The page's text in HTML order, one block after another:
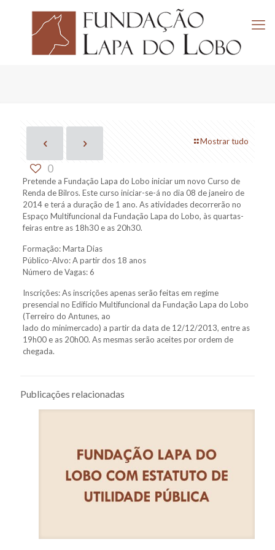
Mostrar tudo
0
Pretende a Fundação Lapa do Lobo iniciar um novo Curso de
Renda de Bilros. Este curso iniciar-se-á no dia 08 de janeiro de
2014 e terá a duração de 1 ano. As atividades decorrerão no
Espaço Multifuncional da Fundação Lapa do Lobo, às quartas-
feiras entre as 18h30 e as 20h30.
Formação: Marta Dias
Público-Alvo: A partir dos 18 anos
Número de Vagas: 6
Inscrições: As inscrições apenas serão feitas em regime
presencial no Edifício Multifuncional da Fundação Lapa do Lobo
(Terreiro do Antunes, ao
lado do minimercado) a partir da data de 12/12/2013, entre as
19h00 e as 20h00. As mesmas serão aceites por ordem de
chegada.
Publicações relacionadas